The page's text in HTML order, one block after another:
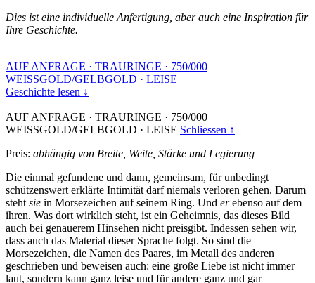
Dies ist eine individuelle Anfertigung, aber auch eine Inspiration für
Ihre Geschichte.
AUF ANFRAGE · TRAURINGE · 750/000
WEISSGOLD/GELBGOLD · LEISE
Geschichte lesen ↓
AUF ANFRAGE · TRAURINGE · 750/000
WEISSGOLD/GELBGOLD · LEISE Schliessen ↑
Preis: abhängig von Breite, Weite, Stärke und Legierung
Die einmal gefundene und dann, gemeinsam, für unbedingt
schützenswert erklärte Intimität darf niemals verloren gehen. Darum
steht sie in Morsezeichen auf seinem Ring. Und erebenso auf dem
ihren. Was dort wirklich steht, ist ein Geheimnis, das dieses Bild
auch bei genauerem Hinsehen nicht preisgibt. Indessen sehen wir,
dass auch das Material dieser Sprache folgt. So sind die
Morsezeichen, die Namen des Paares, im Metall des anderen
geschrieben und beweisen auch: eine große Liebe ist nicht immer
laut, sondern kann ganz leise und für andere ganz und gar